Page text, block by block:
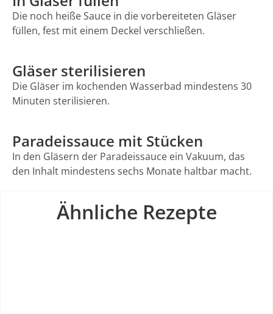
Die noch heiße Sauce in die vorbereiteten Gläser
füllen, fest mit einem Deckel verschließen.
Gläser sterilisieren
Die Gläser im kochenden Wasserbad mindestens 30
Minuten sterilisieren.
Paradeissauce mit Stücken
In den Gläsern der Paradeissauce ein Vakuum, das
den Inhalt mindestens sechs Monate haltbar macht.
Ähnliche Rezepte